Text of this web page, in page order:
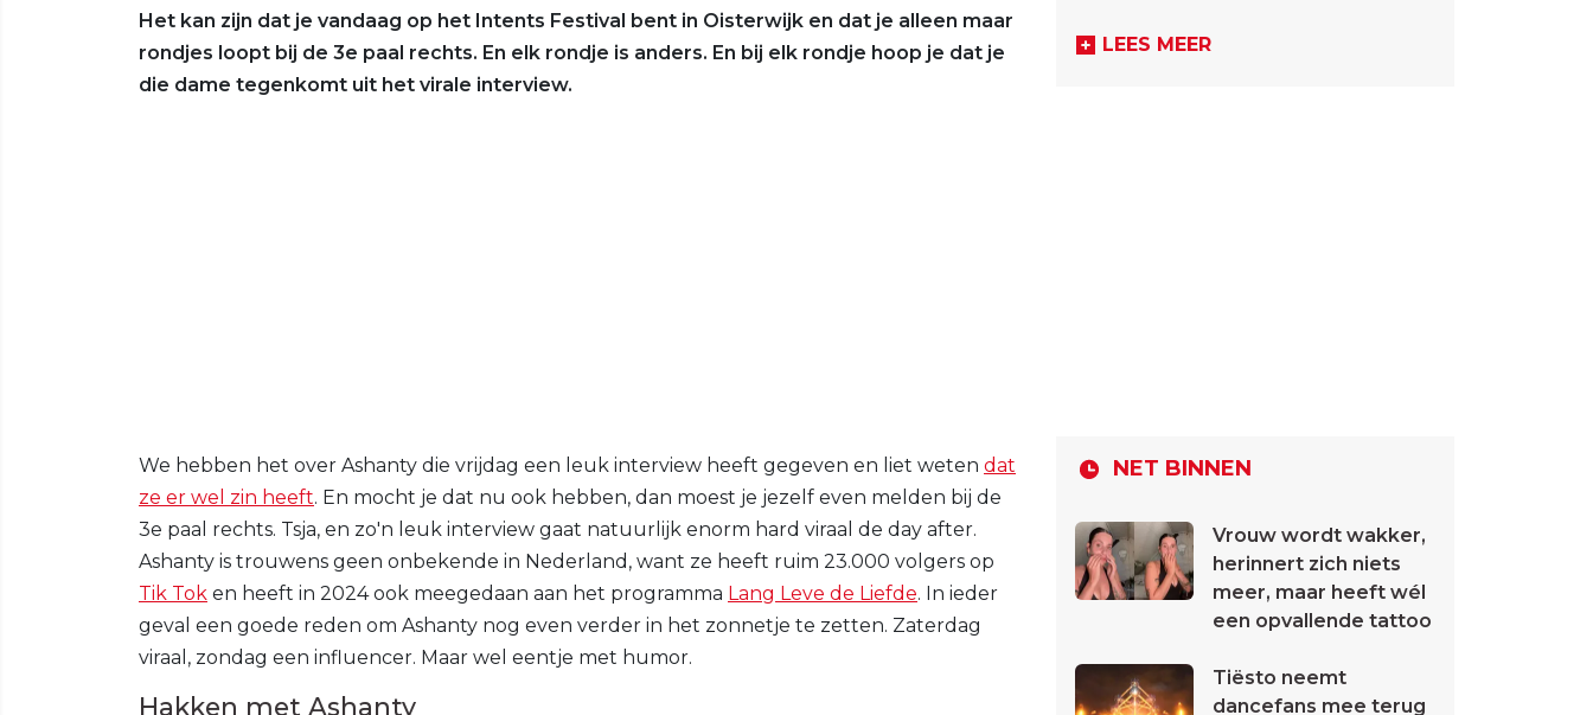
Het kan zijn dat je vandaag op het Intents Festival bent in Oisterwijk en dat je alleen maar
rondjes loopt bij de 3e paal rechts. En elk rondje is anders. En bij elk rondje hoop je dat je
die dame tegenkomt uit het virale interview.
We hebben het over Ashanty die vrijdag een leuk interview heeft gegeven en liet weten dat
ze er wel zin heeft. En mocht je dat nu ook hebben, dan moest je jezelf even melden bij de
3e paal rechts. Tsja, en zo'n leuk interview gaat natuurlijk enorm hard viraal de day after.
Ashanty is trouwens geen onbekende in Nederland, want ze heeft ruim 23.000 volgers op
Tik Tok en heeft in 2024 ook meegedaan aan het programma Lang Leve de Liefde. In ieder
geval een goede reden om Ashanty nog even verder in het zonnetje te zetten. Zaterdag
viraal, zondag een influencer. Maar wel eentje met humor.
Hakken met Ashanty
LEES MEER
NET BINNEN
Vrouw wordt wakker,
herinnert zich niets
meer, maar heeft wél
een opvallende tattoo
Tiësto neemt
dancefans mee terug